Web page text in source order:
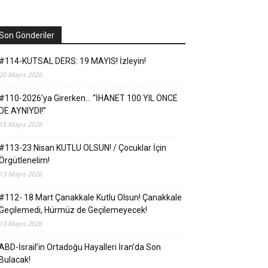
Gönderiler
KUTSAL DERS: 19 MAYIS! İzleyin!
Mayıs 2026
2026’ya Girerken… “İHANET 100 YIL ÖNCE
AYNIYDI!”
Mayıs 2026
23 Nisan KUTLU OLSUN! / Çocuklar İçin
Mayıs 2026
18 Mart Çanakkale Kutlu Olsun! Çanakkale
Hürmüz de Geçilemeyecek!
Mayıs 2026
İsrail’in Ortadoğu Hayalleri İran’da Son